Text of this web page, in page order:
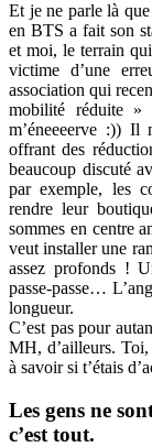
Et je ne parle là
en BTS a fait son
et moi, le terrain
victime d’une
association qui
mobilité réduite »
m’éneeeerve :)) Il
offrant des
beaucoup discuté
par exemple, les
rendre leur
sommes en centre
veut installer une
assez profonds !
passe-passe…
longueur.
C’est pas pour
MH, d’ailleurs. Toi,
à savoir si t’étais
Les gens ne
c’est tout.